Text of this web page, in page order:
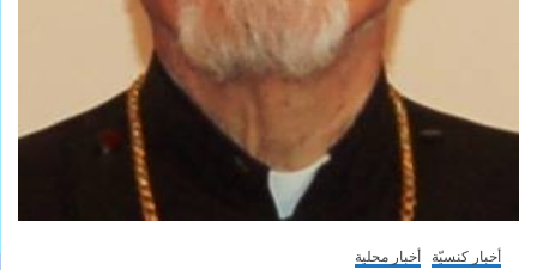
أخبار كنسيّة أخبار محلية